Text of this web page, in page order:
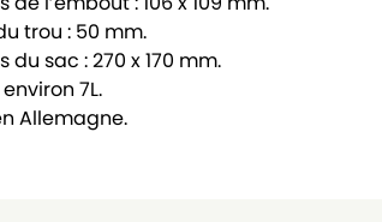
trou : 50 mm.
du sac : 270 x 170 mm.
7L.
Allemagne.